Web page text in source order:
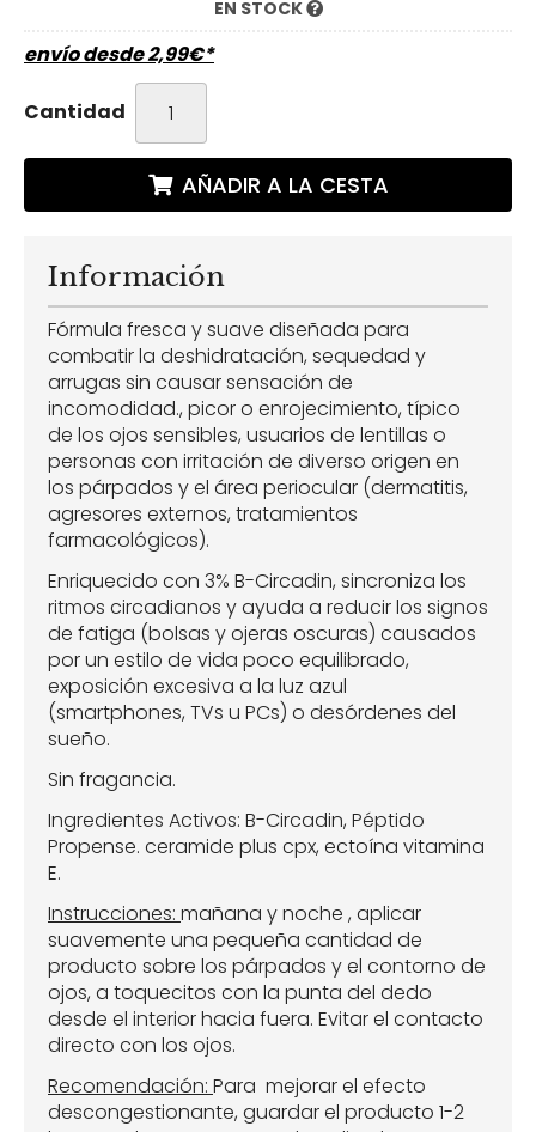
EN STOCK
envío desde2,99€*
Cantidad
AÑADIR A LA CESTA
Información
Fórmula fresca y suave diseñada para
combatir la deshidratación, sequedad y
arrugas sin causar sensación de
incomodidad., picor o enrojecimiento, típico
de los ojos sensibles, usuarios de lentillas o
personas con irritación de diverso origen en
los párpados y el área periocular (dermatitis,
agresores externos, tratamientos
farmacológicos).
Enriquecido con 3% B-Circadin, sincroniza los
ritmos circadianos y ayuda a reducir los signos
de fatiga (bolsas y ojeras oscuras) causados
por un estilo de vida poco equilibrado,
exposición excesiva a la luz azul
(smartphones, TVs u PCs) o desórdenes del
sueño.
Sin fragancia.
Ingredientes Activos: B-Circadin, Péptido
Propense. ceramide plus cpx, ectoína vitamina
E.
Instrucciones: mañana y noche , aplicar
suavemente una pequeña cantidad de
producto sobre los párpados y el contorno de
ojos, a toquecitos con la punta del dedo
desde el interior hacia fuera. Evitar el contacto
directo con los ojos.
Recomendación: Para mejorar el efecto
descongestionante, guardar el producto 1-2